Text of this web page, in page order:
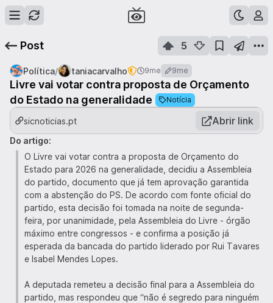
Post 5
Política/ taniacarvalho 9me 9me
Livre vai votar contra proposta de Orçamento
do Estado na generalidade
Notícia
sicnoticias.pt Abrir link
Do artigo:
O Livre vai votar contra a proposta de Orçamento do
Estado para 2026 na generalidade, decidiu a Assembleia
do partido, documento que já tem aprovação garantida
com a abstenção do PS. De acordo com fonte oficial do
partido, esta decisão foi tomada na noite de segunda-
feira, por unanimidade, pela Assembleia do Livre - órgão
máximo entre congressos - e confirma a posição já
esperada da bancada do partido liderado por Rui Tavares
e Isabel Mendes Lopes.
A deputada remeteu a decisão final para a Assembleia do
partido, mas respondeu que “não é segredo para ninguém